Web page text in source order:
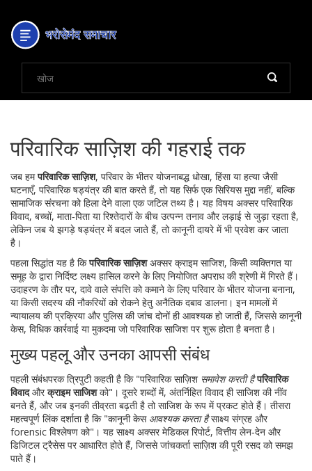
परिवारिक साज़िश की गहराई तक
जब हमपरिवारिक साज़िश, परिवार के भीतर योजनाबद्ध धोखा, हिंसा या हत्या जैसी
घटनाएँ, परिवारिक षड्यंत्रकी बात करते हैं, तो यह सिर्फ एक सिरियस मुद्दा नहीं, बल्कि
सामाजिक संरचना को हिला देने वाला एक जटिल तथ्य है। यह विषय अक्सरपरिवारिक
विवाद, बच्चों, माता‑पिता या रिश्तेदारों के बीच उत्पन्न तनाव और लड़ाई से जुड़ा रहता है,
लेकिन जब ये झगड़े षड्यंत्र में बदल जाते हैं, तो कानूनी दायरे में भी प्रवेश कर जाता
है।
पहला सिद्धांत यह है किपरिवारिक साज़िशअक्सरक्राइम साजिश, किसी व्यक्तिगत या
समूह के द्वारा निर्दिष्ट लक्ष्य हासिल करने के लिए नियोजित अपराधकी श्रेणी में गिरते हैं।
उदाहरण के तौर पर, दावे वाले संपत्ति को कमाने के लिए परिवार के भीतर योजना बनाना,
या किसी सदस्य की नौकरियों को रोकने हेतु अनैतिक दबाव डालना। इन मामलों में
न्यायालय की प्रक्रिया और पुलिस की जांच दोनों ही आवश्यक हो जाती हैं, जिससेकानूनी
केस, विधिक कार्रवाई या मुकदमा जो परिवारिक साजिश पर शुरू होता है बनता है।
मुख्य पहलू और उनका आपसी संबंध
पहली संबंधपरक त्रिपुटी कहती है कि "परिवारिक साज़िश समावेश करती है परिवारिक
विवादऔरक्राइम साजिशको"। दूसरे शब्दों में, अंतर्निहित विवाद ही साजिश की नींव
बनते हैं, और जब इनकी तीव्रता बढ़ती है तो साजिश के रूप में प्रकट होते हैं। तीसरा
महत्वपूर्ण लिंक दर्शाता है कि "कानूनी केस आवश्यक करता हैसाक्ष्य संग्रह और
forensic विश्लेषण को"। यह साक्ष्य अक्सर मेडिकल रिपोर्ट, वित्तीय लेन‑देन और
डिजिटल ट्रैसेस पर आधारित होते हैं, जिससे जांचकर्ता साज़िश की पूरी रसद को समझ
पाते हैं।